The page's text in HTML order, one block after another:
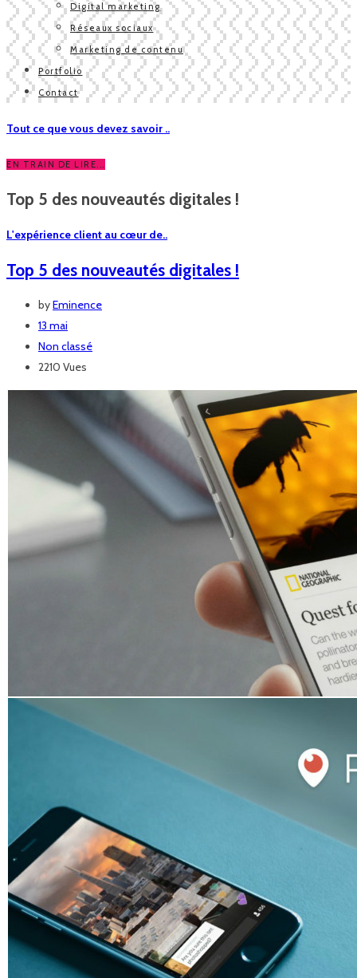
Digital marketing
Réseaux sociaux
Marketing de contenu
Portfolio
Contact
Tout ce que vous devez savoir ..
EN TRAIN DE LIRE...
Top 5 des nouveautés digitales !
L'expérience client au cœur de..
Top 5 des nouveautés digitales !
byEminence
13 mai
Non classé
2210 Vues